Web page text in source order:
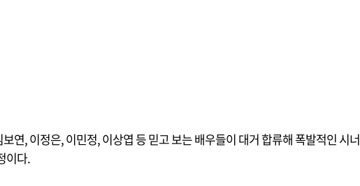
연, 이정은, 이민정, 이상엽 등 믿고 보는 배우들이 대거 합류해 폭발적인 시너
이다.